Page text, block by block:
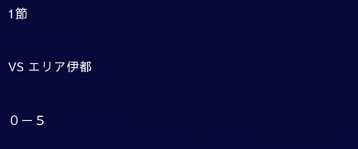
1節
VS エリア伊都
０－５